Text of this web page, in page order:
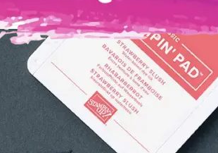
Farben 2025–2027 – perfekt, um deine